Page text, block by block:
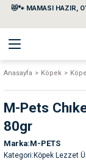
😻🐾 MAMASI HAZIR,
Temizlik Ürünleri
Anasayfa Köpek
M-Pets
80gr
Marka M-PETS
Kategori Köpek Lezzet